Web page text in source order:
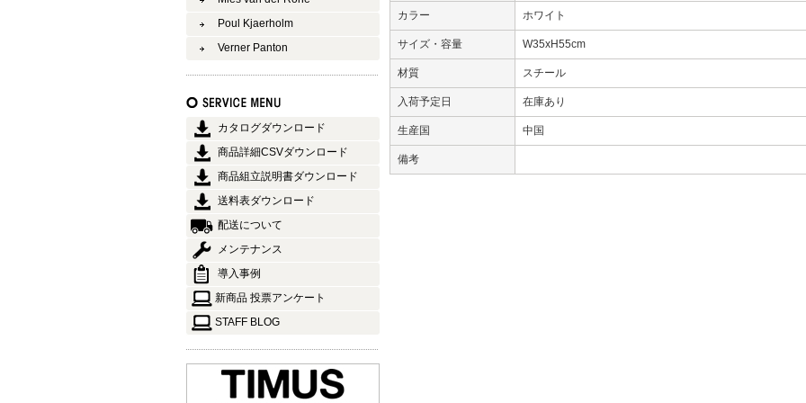
カラー ホワイト
サイズ・容量 W35xH55cm
材質 スチール
入荷予定日 在庫あり
生産国 中国
備考
Poul Kjaerholm
Verner Panton
カタログダウンロード
商品詳細CSVダウンロード
商品組立説明書ダウンロード
送料表ダウンロード
配送について
メンテナンス
導入事例
新商品 投票アンケート
STAFF BLOG